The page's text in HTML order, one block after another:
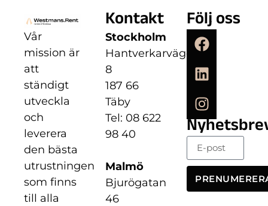
Vår
mission är
att
ständigt
utveckla
och
leverera
den bästa
utrustningen
som finns
till alla
Kontakt
Stockholm
Hantverkarvägen
8
187 66
Täby
Tel: 08 622
98 40
Malmö
Bjurögatan
46
Följ oss